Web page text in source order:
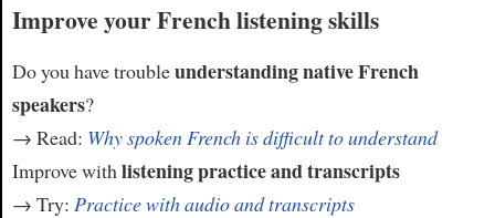
Improve your French listening skills
Do you have troubleunderstanding native French
speakers?
→ Read: Why spoken French is difficult to understand
Improve with listening practice and transcripts
→ Try: Practice with audio and transcripts